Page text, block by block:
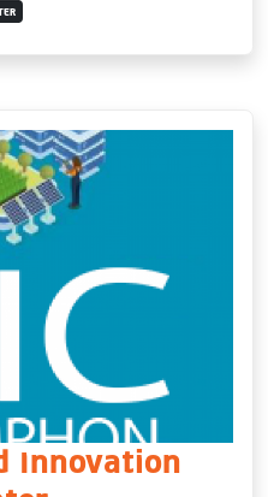
Innovation